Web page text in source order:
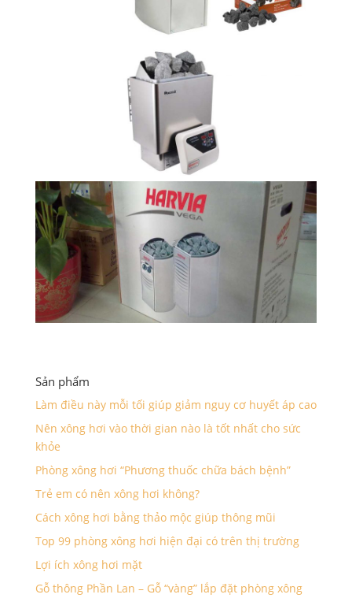
Sản phẩm
Làm điều này mỗi tối giúp giảm nguy cơ huyết áp cao
Nên xông hơi vào thời gian nào là tốt nhất cho sức
khỏe
Phòng xông hơi “Phương thuốc chữa bách bệnh”
Trẻ em có nên xông hơi không?
Cách xông hơi bằng thảo mộc giúp thông mũi
Top 99 phòng xông hơi hiện đại có trên thị trường
Lợi ích xông hơi mặt
Gỗ thông Phần Lan – Gỗ “vàng” lắp đặt phòng xông